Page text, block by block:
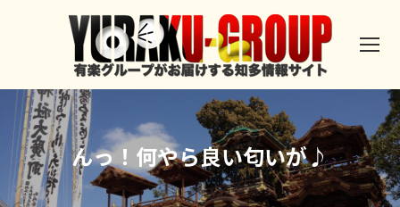
んっ！何やら良い匂いが♪